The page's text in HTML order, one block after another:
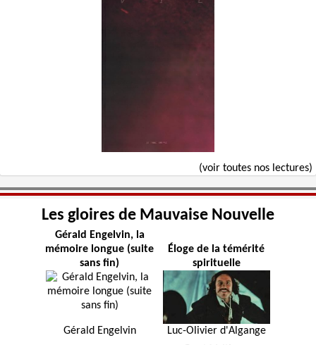
(voir toutes nos lectures)
Les gloires de Mauvaise Nouvelle
Gérald Engelvin, la
mémoire longue (suite
sans fin)
Gérald Engelvin
Éloge de la témérité
spirituelle
Luc-Olivier d'Algange